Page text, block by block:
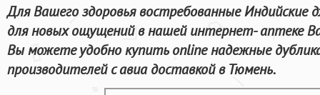
Для Вашего здоровья востребованные Индийские
для новых ощущений в нашей интернет- аптеке
Вы можете удобно купить online надежные
производителей с авиа доставкой в Тюмень.